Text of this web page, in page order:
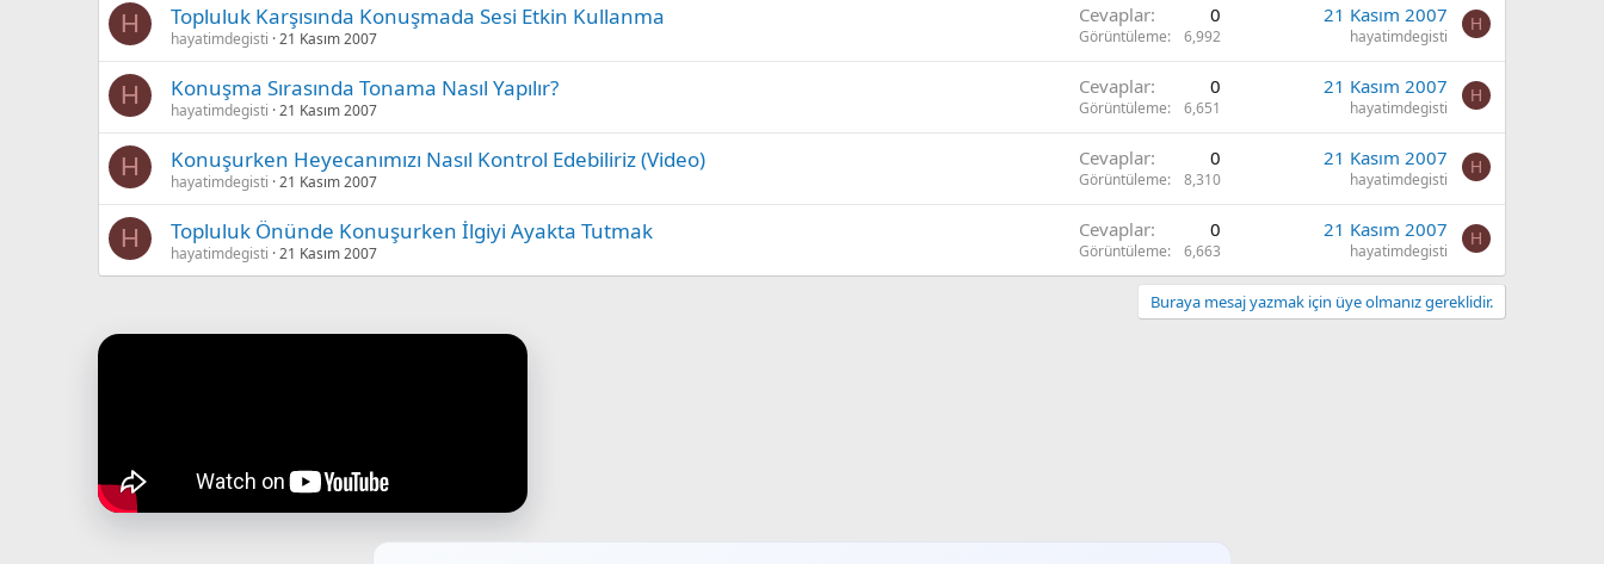
H Topluluk Karşısında Konuşmada Sesi Etkin Kullanma
hayatimdegisti 21 Kasım 2007
Cevaplar 0
Görüntüleme 6,992
21 Kasım 2007
hayatimdegisti
H
H Konuşma Sırasında Tonama Nasıl Yapılır?
hayatimdegisti 21 Kasım 2007
Cevaplar 0
Görüntüleme 6,651
21 Kasım 2007
hayatimdegisti
H
H Konuşurken Heyecanımızı Nasıl Kontrol Edebiliriz (Video)
hayatimdegisti 21 Kasım 2007
Cevaplar 0
Görüntüleme 8,310
21 Kasım 2007
hayatimdegisti
H
H Topluluk Önünde Konuşurken İlgiyi Ayakta Tutmak
hayatimdegisti 21 Kasım 2007
Cevaplar 0
Görüntüleme 6,663
21 Kasım 2007
hayatimdegisti
H
Buraya mesaj yazmak için üye olmanız gereklidir.